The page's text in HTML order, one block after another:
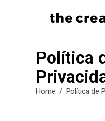
Política
Home / Política de